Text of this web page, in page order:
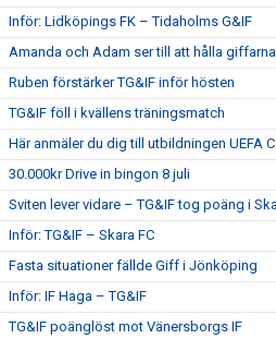
Inför: Lidköpings FK – Tidaholms G&IF
Amanda och Adam ser till att hålla
Ruben förstärker TG&IF inför hösten
TG&IF föll i kvällens träningsmatch
Här anmäler du dig till utbildningen UEFA C
30.000kr Drive in bingon 8 juli
Sviten lever vidare – TG&IF tog poäng i
Inför: TG&IF – Skara FC
Fasta situationer fällde Giff i Jönköping
Inför: IF Haga – TG&IF
TG&IF poänglöst mot Vänersborgs IF